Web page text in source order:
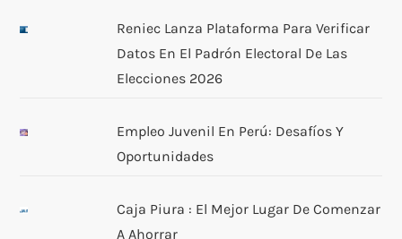
Reniec Lanza Plataforma Para Verificar
Datos En El Padrón Electoral De Las
Elecciones 2026
Empleo Juvenil En Perú: Desafíos Y
Oportunidades
Caja Piura : El Mejor Lugar De Comenzar
A Ahorrar